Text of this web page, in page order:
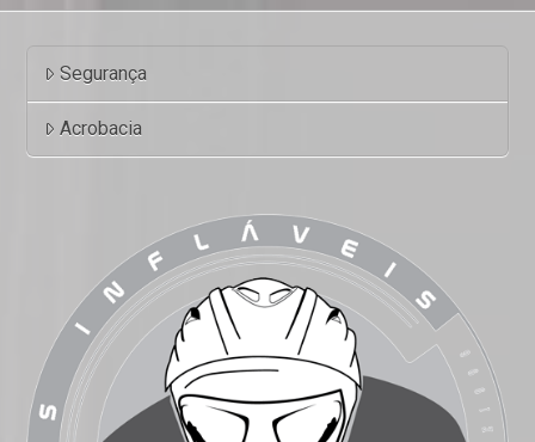
Segurança
Acrobacia